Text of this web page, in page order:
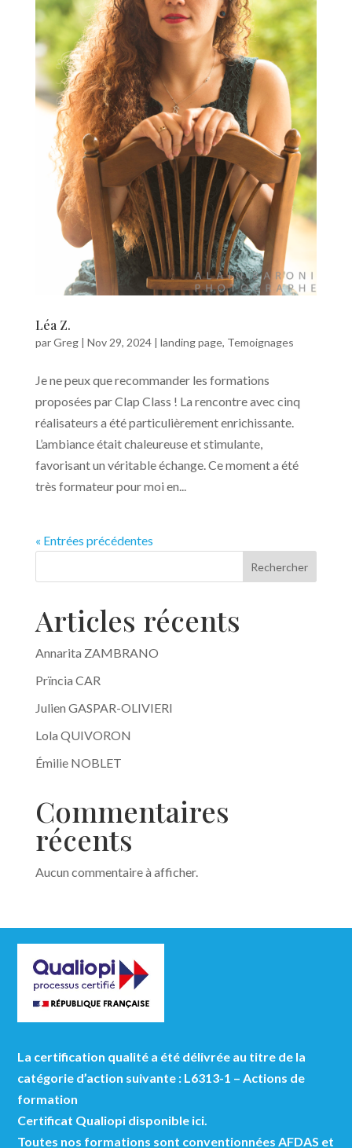
Léa Z.
parGreg| Nov 29, 2024| landing page, Temoignages
Je ne peux que recommander les formations
proposées par Clap Class ! La rencontre avec cinq
réalisateurs a été particulièrement enrichissante.
L’ambiance était chaleureuse et stimulante,
favorisant un véritable échange. Ce moment a été
très formateur pour moi en...
« Entrées précédentes
Rechercher
Articles récents
Annarita ZAMBRANO
Prïncia CAR
Julien GASPAR-OLIVIERI
Lola QUIVORON
Émilie NOBLET
Commentaires
récents
Aucun commentaire à afficher.
La certification qualité a été délivrée au titre de la
catégorie d’action suivante : L6313-1 – Actions de
formation
Certificat Qualiopi disponible ici.
Toutes nos formations sont conventionnées AFDAS et